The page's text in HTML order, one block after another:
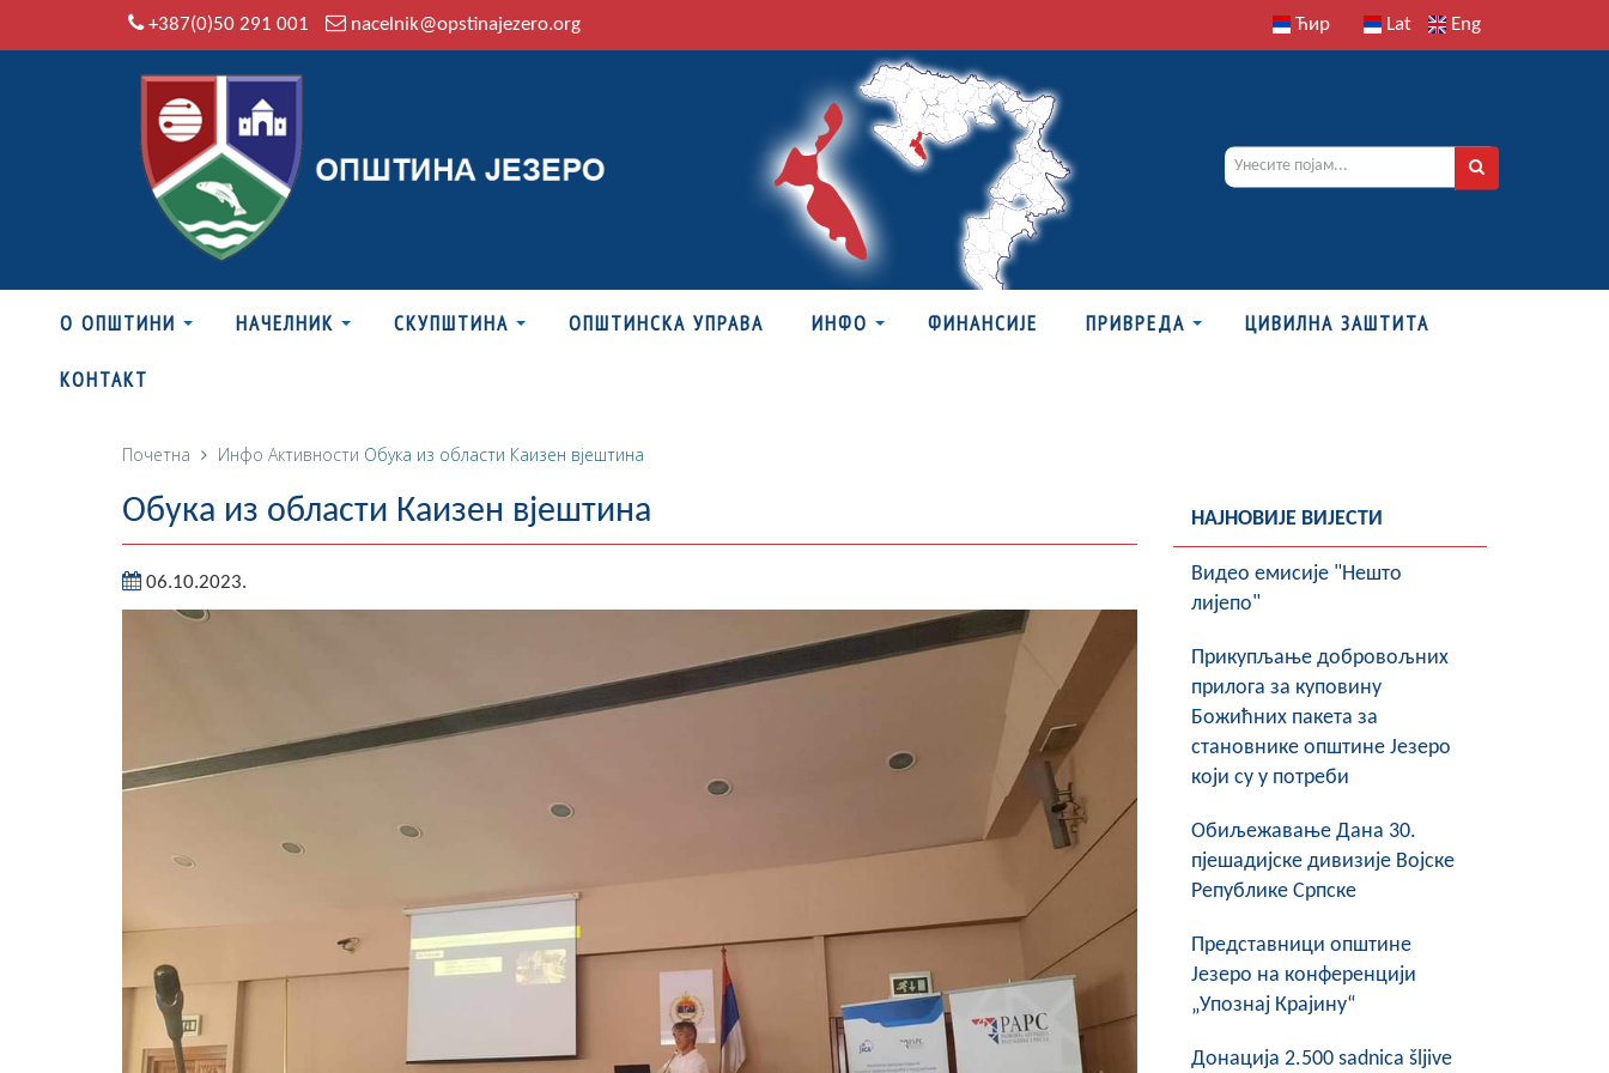
+387(0)50 291 001 nacelnik@opstinajezero.org Ћир Lat Eng
О ОПШТИНИ НАЧЕЛНИК СКУПШТИНА ОПШТИНСКА УПРАВА ИНФО ФИНАНСИЈЕ ПРИВРЕДА ЦИВИЛНА ЗАШТИТА
КОНТАКТ
Почетна Инфо Активности Обука из области Каизен вјештина
Обука из области Каизен вјештина
06.10.2023.
НАЈНОВИЈЕ ВИЈЕСТИ
Видео емисије "Нешто
лијепо"
Прикупљање добровољних
прилога за куповину
Божићних пакета за
становнике општине Језеро
који су у потреби
Обиљежавање Данa 30.
пјешадијске дивизије Војске
Републике Српске
Представници општине
Језеро на конференцији
„Упознај Крајину“
Донација 2.500 sadnica šljive